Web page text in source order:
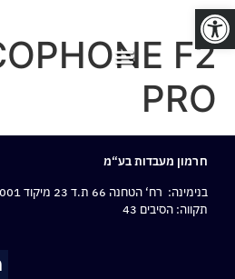
פתח סרגל נגישות
F2
PRO
חרמון מעבדות בע“מ
בנימינה: רח‘ הטחנה 66 ת.ד 23 מיקוד 3055001,
תקווה: הסיבים 43